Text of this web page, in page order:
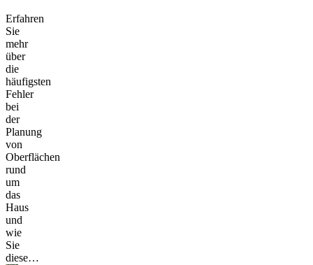
Erfahren
Sie
mehr
über
die
häufigsten
Fehler
bei
der
Planung
von
Oberflächen
rund
um
das
Haus
und
wie
Sie
diese…